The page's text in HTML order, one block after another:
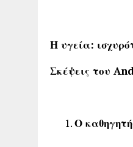
Η υγεία:
Σκέψεις του
Ο